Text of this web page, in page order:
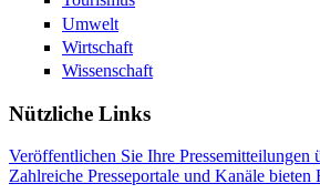
Umwelt
Wirtschaft
Wissenschaft
Nützliche Links
Veröffentlichen Sie Ihre Pressemitteilungen
Zahlreiche Presseportale und Kanäle